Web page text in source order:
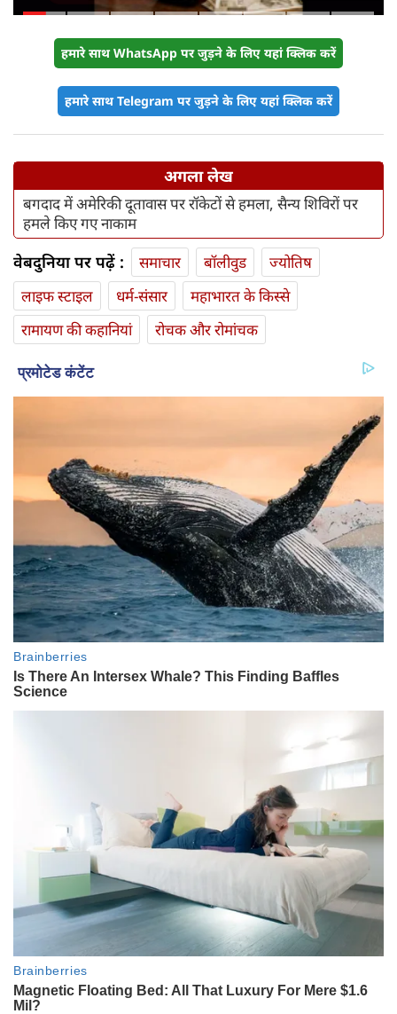
किसे नहीं
हमारे साथ WhatsApp पर जुड़ने के लिए यहां क्लिक करें
हमारे साथ Telegram पर जुड़ने के लिए यहां क्लिक करें
अगला लेख
बगदाद में अमेरिकी दूतावास पर रॉकेटों से हमला, सैन्य शिविरों पर
हमले किए गए नाकाम
वेबदुनिया पर पढ़ें : समाचार बॉलीवुड
ज्योतिष
लाइफ स्‍टाइल
धर्म-संसार
महाभारत के किस्से
रामायण की कहानियां
रोचक और रोमांचक